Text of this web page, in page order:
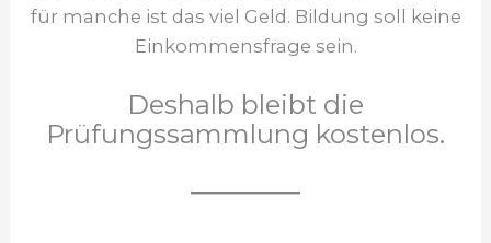
für manche ist das viel Geld. Bildung soll keine
Einkommensfrage sein.
Deshalb bleibt die
Prüfungssammlung kostenlos.